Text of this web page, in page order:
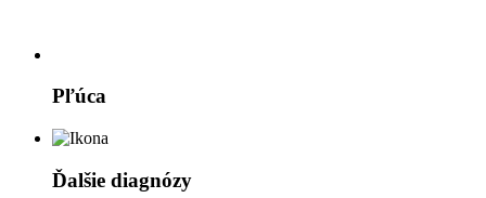
Pľúca
Ďalšie diagnózy